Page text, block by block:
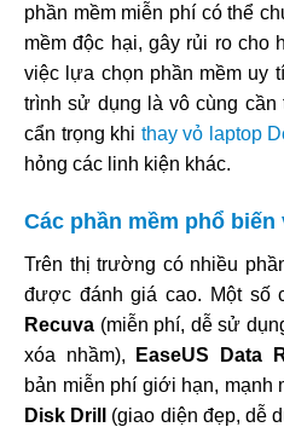
phần mềm miễn phí có thể
mềm độc hại, gây rủi ro cho
việc lựa chọn phần mềm uy
trình sử dụng là vô cùng
cẩn trọng khi thay vỏ laptop
hỏng các linh kiện khác.
Các phần mềm phổ
Trên thị trường có nhiều
được đánh giá cao. Một số
Recuva (miễn phí, dễ sử
xóa nhầm),
EaseUS Data
bản miễn phí giới hạn, mạnh
Disk Drill
(giao diện đẹp, dễ